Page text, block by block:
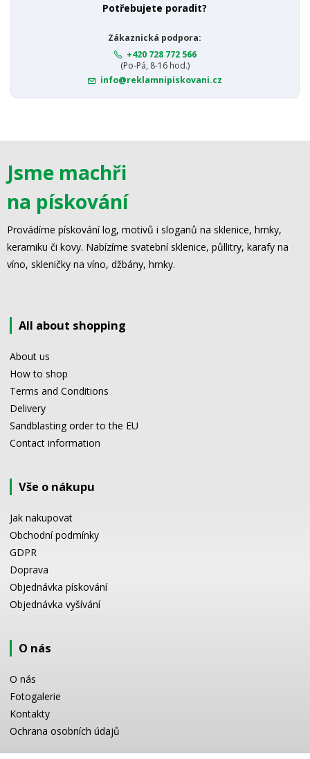
Potřebujete poradit?
Zákaznická podpora:
+420 728 772 566
(Po-Pá, 8-16 hod.)
info@reklamnipiskovani.cz
Jsme machři
na pískování
Provádíme pískování log, motivů i sloganů na sklenice, hrnky,
keramiku či kovy. Nabízíme svatební sklenice, půllitry, karafy na
víno, skleničky na víno, džbány, hrnky.
All about shopping
About us
How to shop
Terms and Conditions
Delivery
Sandblasting order to the EU
Contact information
Vše o nákupu
Jak nakupovat
Obchodní podmínky
GDPR
Doprava
Objednávka pískování
Objednávka vyšívání
O nás
O nás
Fotogalerie
Kontakty
Ochrana osobních údajů